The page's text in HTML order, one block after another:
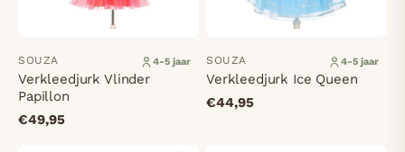
SOUZA 4-5 jaar
Verkleedjurk Vlinder
Papillon
€49,95
SOUZA 4-5 jaar
Verkleedjurk Ice Queen
€44,95